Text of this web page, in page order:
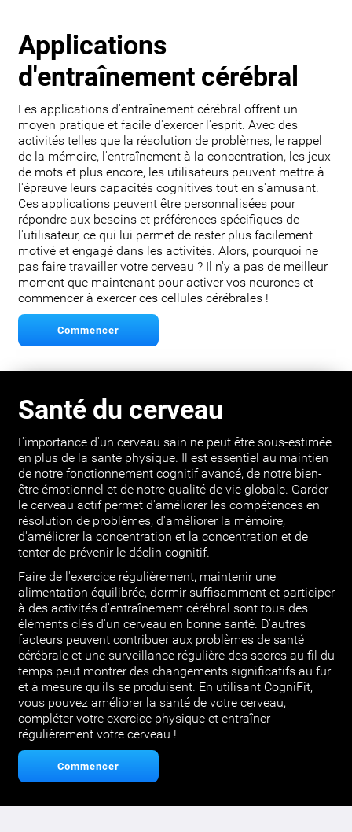
Applications
d'entraînement cérébral
Les applications d'entraînement cérébral offrent un
moyen pratique et facile d'exercer l'esprit. Avec des
activités telles que la résolution de problèmes, le rappel
de la mémoire, l'entraînement à la concentration, les jeux
de mots et plus encore, les utilisateurs peuvent mettre à
l'épreuve leurs capacités cognitives tout en s'amusant.
Ces applications peuvent être personnalisées pour
répondre aux besoins et préférences spécifiques de
l'utilisateur, ce qui lui permet de rester plus facilement
motivé et engagé dans les activités. Alors, pourquoi ne
pas faire travailler votre cerveau ? Il n'y a pas de meilleur
moment que maintenant pour activer vos neurones et
commencer à exercer ces cellules cérébrales !
Commencer
Santé du cerveau
L'importance d'un cerveau sain ne peut être sous-estimée
en plus de la santé physique. Il est essentiel au maintien
de notre fonctionnement cognitif avancé, de notre bien-
être émotionnel et de notre qualité de vie globale. Garder
le cerveau actif permet d'améliorer les compétences en
résolution de problèmes, d'améliorer la mémoire,
d'améliorer la concentration et la concentration et de
tenter de prévenir le déclin cognitif.
Faire de l'exercice régulièrement, maintenir une
alimentation équilibrée, dormir suffisamment et participer
à des activités d'entraînement cérébral sont tous des
éléments clés d'un cerveau en bonne santé. D'autres
facteurs peuvent contribuer aux problèmes de santé
cérébrale et une surveillance régulière des scores au fil du
temps peut montrer des changements significatifs au fur
et à mesure qu'ils se produisent. En utilisant CogniFit,
vous pouvez améliorer la santé de votre cerveau,
compléter votre exercice physique et entraîner
régulièrement votre cerveau !
Commencer